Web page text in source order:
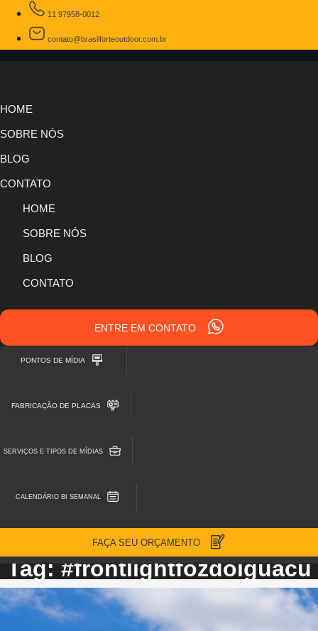
11 97958-0012
contato@brasilforteoutdoor.com.br
HOME
SOBRE NÓS
BLOG
CONTATO
HOME
SOBRE NÓS
BLOG
CONTATO
ENTRE EM CONTATO
PONTOS DE MÍDIA
FABRICAÇÃO DE PLACAS
SERVIÇOS E TIPOS DE MÍDIAS
CALENDÁRIO BI SEMANAL
FAÇA SEU ORÇAMENTO
Tag: #frontlightfozdoiguacu